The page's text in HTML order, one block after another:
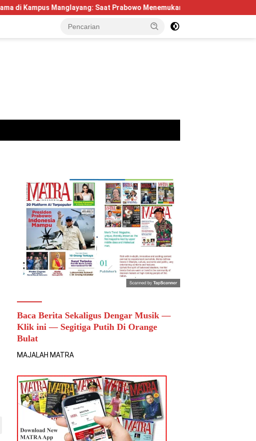
Manglayang: Saat Prabowo Menemukan Kembali Jejak Sejarah IPDN
Baca Berita Sekaligus Dengar Musik —
Klik ini — Segitiga Putih Di Orange
Bulat
MAJALAH MATRA